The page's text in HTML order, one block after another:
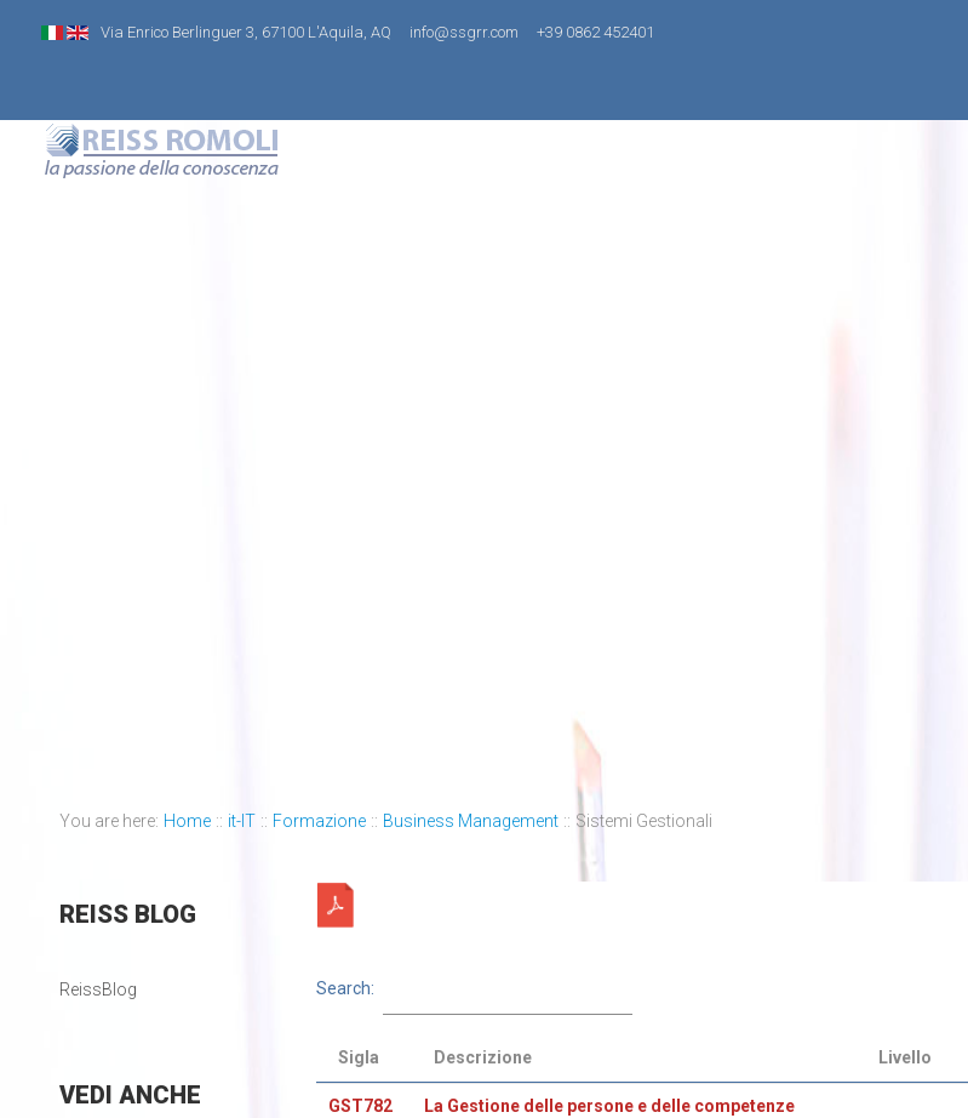
Via Enrico Berlinguer 3, 67100 L'Aquila, AQ info@ssgrr.com +39 0862 452401
You are here: Home :: it-IT :: Formazione :: Business Management :: Sistemi Gestionali
Search:
Sigla Descrizione Livello
GST782 La Gestione delle persone e delle competenze
REISSBLOG
ReissBlog
VEDI ANCHE